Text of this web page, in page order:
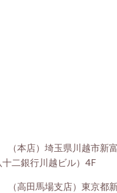
本店）埼玉県川越市新
二銀行川越ビル）4F
高田馬場支店）東京都